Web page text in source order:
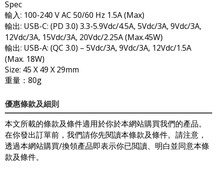
Spec
輸入: 100-240 V AC 50/60 Hz 1.5A (Max)
輸出: USB-C: (PD 3.0) 3.3-5.9Vdc/4.5A, 5Vdc/3A, 9Vdc/3A,
12Vdc/3A, 15Vdc/3A, 20Vdc/2.25A (Max.45W)
輸出: USB-A: (QC 3.0) – 5Vdc/3A, 9Vdc/3A, 12Vdc/1.5A
(Max. 18W)
Size: 45 X 49 X 29mm
重量：80g
優惠條款及細則
本文所載的條款及條件適用於你於本網站購買我們的產品。
在你發出訂單前，我們請你先閱讀本條款及條件。請注意，
透過本網站購買/換領產品即表示你已閲讀、明白並同意本條
款及條件。